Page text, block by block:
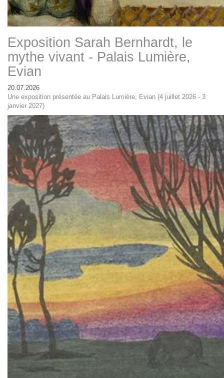
Exposition Sarah Bernhardt, le
mythe vivant - Palais Lumière,
Evian
20.07.2026
Une exposition présentée au Palais Lumière, Evian (4 juillet 2026 - 3
janvier 2027)